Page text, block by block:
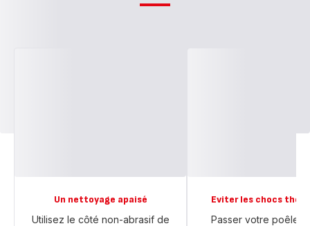
Un nettoyage apaisé
Utilisez le côté non-abrasif de
Eviter les chocs
Passer votre poêle